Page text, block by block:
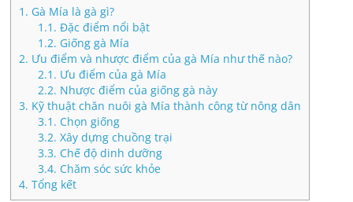
1. Gà Mía là gà gì?
1.1. Đặc điểm nổi bật
1.2. Giống gà Mía
2. Ưu điểm và nhược điểm của gà Mía như thế nào?
2.1. Ưu điểm của gà Mía
2.2. Nhược điểm của giống gà này
3. Kỹ thuật chăn nuôi gà Mía thành công từ nông dân
3.1. Chọn giống
3.2. Xây dựng chuồng trại
3.3. Chế độ dinh dưỡng
3.4. Chăm sóc sức khỏe
4. Tổng kết